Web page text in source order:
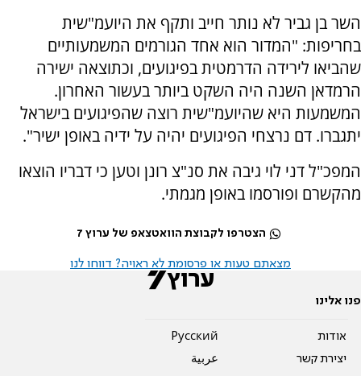
השר בן גביר לא נותר חייב ותקף את היועמ"שית
בחריפות: "המדור הוא אחד הגורמים המשמעותיים
שהביאו לירידה הדרמטית בפיגועים, וכתוצאה ישירה
הרמדאן השנה היה השקט ביותר בעשור האחרון.
המשמעות היא שהיועמ"שית רוצה שהפיגועים בישראל
יתגברו. דם נרצחי הפיגועים יהיה על ידיה באופן ישיר".
המפכ"ל דני לוי גיבה את סנ"צ רונן וטען כי דבריו הוצאו
מהקשרם ופורסמו באופן מגמתי.
הצטרפו לקבוצת הוואטצאפ של ערוץ 7
מצאתם טעות או פרסומת לא ראויה? דווחו לנו
פנו אלינו
אודות
יצירת קשר
Pусский
عربية